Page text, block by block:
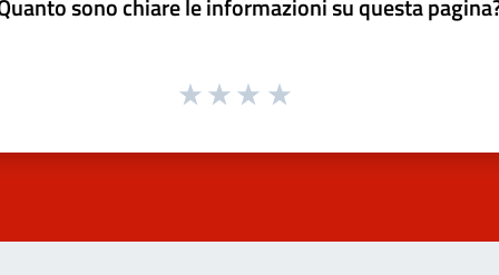
sono chiare le informazioni su questa